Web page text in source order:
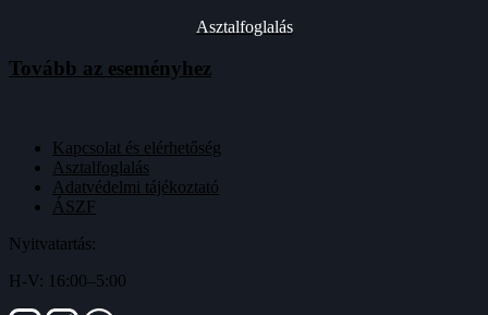
Asztalfoglalás
Tovább az eseményhez
Kapcsolat és elérhetőség
Asztalfoglalás
Adatvédelmi tájékoztató
ÁSZF
Nyitvatartás:
H-V: 16:00–5:00